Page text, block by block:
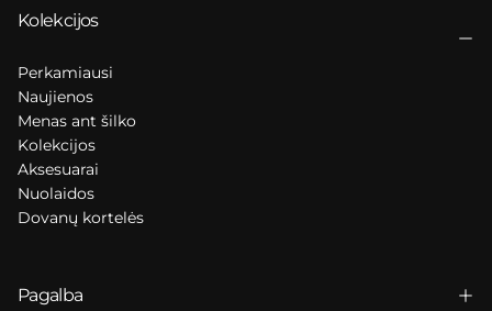
Kolekcijos
Perkamiausi
Naujienos
Menas ant šilko
Kolekcijos
Aksesuarai
Nuolaidos
Dovanų kortelės
Pagalba